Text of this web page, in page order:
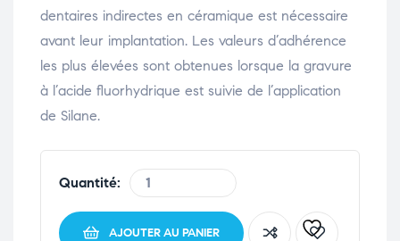
dentaires indirectes en céramique est nécessaire
avant leur implantation. Les valeurs d’adhérence
les plus élevées sont obtenues lorsque la gravure
à l’acide fluorhydrique est suivie de l’application
de Silane.
Quantité:
AJOUTER AU PANIER